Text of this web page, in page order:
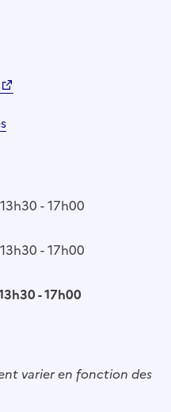
- 17h00
- 17h00
- 17h00
varier en fonction des